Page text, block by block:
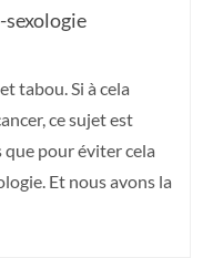
sexologie
tabou. Si à cela
ce sujet est
que pour éviter cela
Et nous avons la